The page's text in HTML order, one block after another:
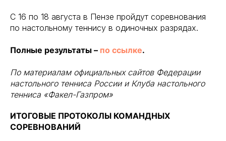
С 16 по 18 августа в Пензе пройдут соревнования
по настольному теннису в одиночных разрядах.
Полные результаты – по ссылке.
По материалам официальных сайтов Федерации
настольного тенниса России и Клуба настольного
тенниса «Факел-Газпром»
ИТОГОВЫЕ ПРОТОКОЛЫ КОМАНДНЫХ
СОРЕВНОВАНИЙ